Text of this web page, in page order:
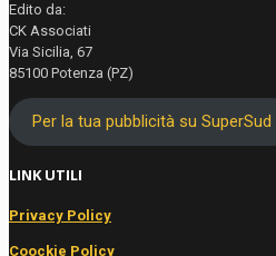
Edito da:
CK Associati
Via Sicilia, 67
85100 Potenza (PZ)
Per la tua pubblicità su SuperSud
LINK UTILI
Privacy Policy
Coockie Policy